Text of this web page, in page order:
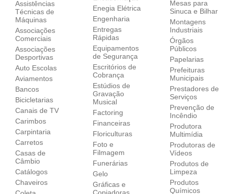
Assistências
Técnicas de
Máquinas
Associações
Comerciais
Associações
Desportivas
Auto Escolas
Aviamentos
Bancos
Bicicletarias
Canais de TV
Carimbos
Carpintaria
Carretos
Casas de
Câmbio
Catálogos
Chaveiros
Enegia Elétrica
Engenharia
Entregas
Rápidas
Equipamentos
de Segurança
Escritórios de
Cobrança
Estúdios de
Gravação
Musical
Factoring
Financeiras
Floriculturas
Foto e
Filmagem
Funerárias
Gelo
Gráficas e
Copiadoras
Mesas para
Sinuca e Bilhar
Montagens
Industriais
Órgãos
Públicos
Papelarias
Prefeituras
Municipais
Prestadores de
Serviços
Prevenção de
Incêndio
Produtora
Multimídia
Produtoras de
Vídeos
Produtos de
Limpeza
Produtos
Químicos